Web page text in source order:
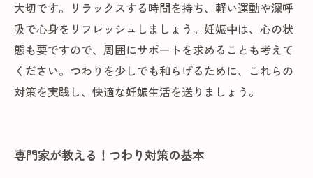
大切です。リラックスする時間を持ち、軽い運動や深呼
吸で心身をリフレッシュしましょう。妊娠中は、心の状
態も要ですので、周囲にサポートを求めることも考えて
ください。つわりを少しでも和らげるために、これらの
対策を実践し、快適な妊娠生活を送りましょう。
専門家が教える！つわり対策の基本